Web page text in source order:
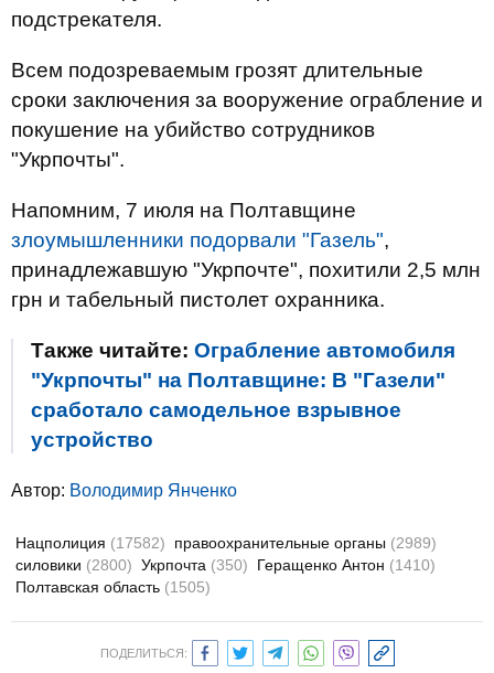
подстрекателя.
Всем подозреваемым грозят длительные
сроки заключения за вооружение ограбление и
покушение на убийство сотрудников
"Укрпочты".
Напомним, 7 июля на Полтавщине
злоумышленники подорвали "Газель",
принадлежавшую "Укрпочте", похитили 2,5 млн
грн и табельный пистолет охранника.
Также читайте: Ограбление автомобиля
"Укрпочты" на Полтавщине: В "Газели"
сработало самодельное взрывное
устройство
Автор: Володимир Янченко
Нацполиция (17582) правоохранительные органы (2989)
силовики (2800) Укрпочта (350) Геращенко Антон (1410)
Полтавская область (1505)
ПОДЕЛИТЬСЯ: